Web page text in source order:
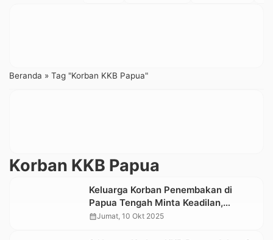
Beranda » Tag "Korban KKB Papua"
Korban KKB Papua
Keluarga Korban Penembakan di
Papua Tengah Minta Keadilan,
Anselmus Arfin Adalah Tulang
calendar_monthJumat, 10 Okt 2025